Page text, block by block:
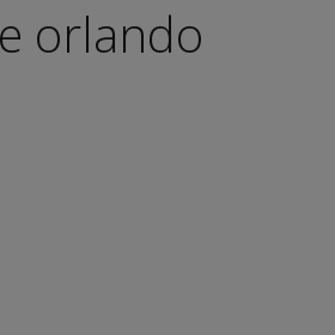
orlando